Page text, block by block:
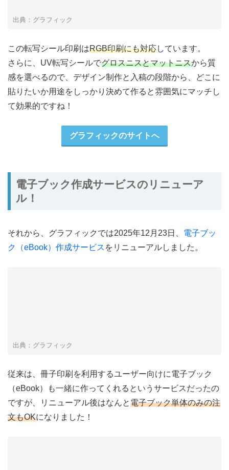
出典：グラフィック
この転写シール印刷はRGB印刷にも対応しています。
さらに、UV転写シールでグロスニスとマットニスから質
感を選べるので、デザイン制作と入稿の段階から、どこに
貼りたいか用途をしっかり決めて作ると雰囲気にマッチし
て効果的ですね！
グラフィックのサイトへ
電子ブック作成サービスのリニューア
ル！
それから、グラフィックでは2025年12月23日、 電子ブッ
ク（eBook）作成サービス をリニューアルしました。
出典：グラフィック
従来は、冊子印刷を利用するユーザー向けに電子ブック
（eBook）も一緒に作ってくれるというサービスだったの
ですが、リニューアル後はなんと電子ブック単体のみの注
文もOKになりました！